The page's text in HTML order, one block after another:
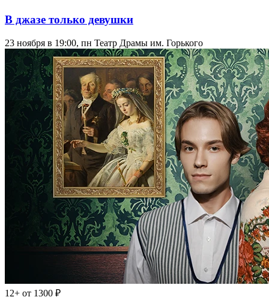
В джазе только девушки
23 ноября в 19:00, пн Театр Драмы им. Горького
12+ от 1300 ₽